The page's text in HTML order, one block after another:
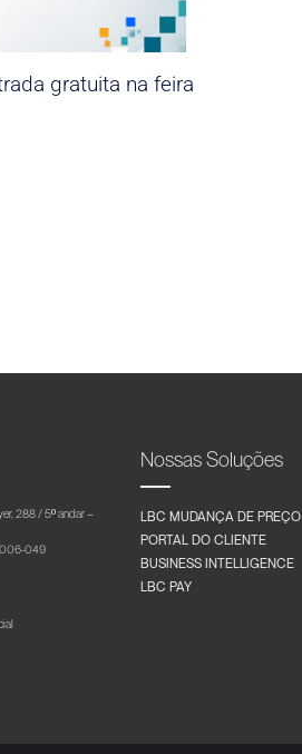
gratuita na feira
288 / 5º andar –
049
Nossas Soluções
LBC MUDANÇA DE PREÇO
PORTAL DO CLIENTE
BUSINESS INTELLIGENCE
LBC PAY